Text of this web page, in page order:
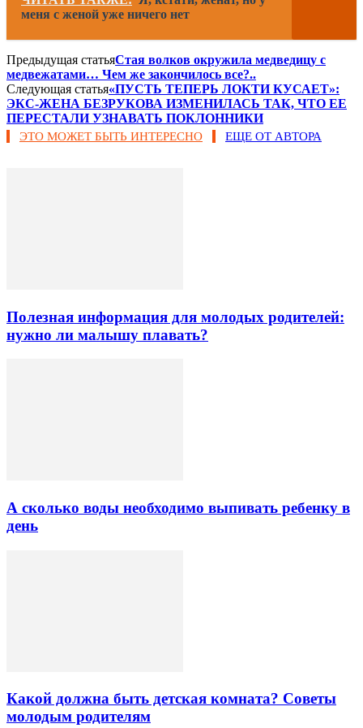
меня с женой уже ничего нет
Предыдущая статьяСтая волков окружила медведицу с
медвежатами… Чем же закончилось все?..
Следующая статья«ПУСТЬ ТЕПЕРЬ ЛОКТИ КУСАЕТ»:
ЭКС-ЖЕНА БЕЗРУКОВА ИЗМЕНИЛАСЬ ТАК, ЧТО ЕЕ
ПЕРЕСТАЛИ УЗНАВАТЬ ПОКЛОННИКИ
ЭТО МОЖЕТ БЫТЬ ИНТЕРЕСНО ЕЩЕ ОТ АВТОРА
Полезная информация для молодых родителей:
нужно ли малышу плавать?
А сколько воды необходимо выпивать ребенку в
день
Какой должна быть детская комната? Советы
молодым родителям